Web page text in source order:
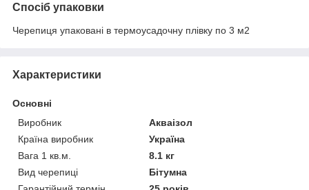
Спосіб упаковки
Черепиця упаковані в термоусадочну плівку по 3 м2
Характеристики
Основні
Виробник
Акваізол
Країна виробник
Україна
Вага 1 кв.м.
8.1 кг
Вид черепиці
Бітумна